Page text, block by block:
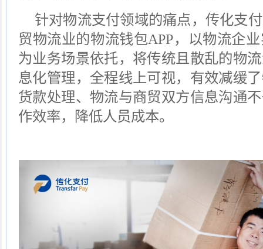
针对物流支付领域的痛点，传化支
贸物流业的物流钱包APP，以物流企
为业务场景依托，将传统且散乱的物
息化管理，全程线上可视，有效减缓
货款处理、物流与商贸双方信息沟通
作效率，降低人员成本。